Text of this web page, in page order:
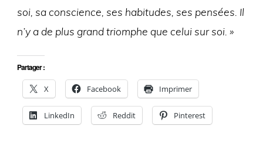
soi, sa conscience, ses habitudes, ses pensées. Il
n’y a de plus grand triomphe que celui sur soi. »
Partager :
X Facebook Imprimer
LinkedIn Reddit Pinterest